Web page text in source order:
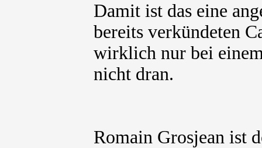
Damit ist das eine
bereits verkündeten
wirklich nur bei
nicht dran.
Romain Grosjean ist